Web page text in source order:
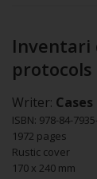
Inventari
protocols
Writer:
ISBN: 978-84-
1972 pages
Rustic cover
170 x 240 mm